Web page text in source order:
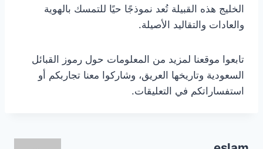
الخليج هذه القبيلة تُعد نموذجًا حيًا للتمسك بالهوية
والعادات والتقاليد الأصيلة.
تابعوا موقعنا لمزيد من المعلومات حول رموز القبائل
السعودية وتاريخها العريق، وشاركوا معنا تجاربكم أو
استفساراتكم في التعليقات.